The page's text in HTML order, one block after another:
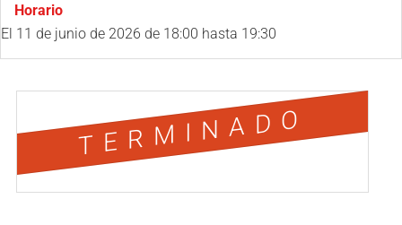
Horario
El 11 de junio de 2026 de 18:00 hasta 19:30
TERMINADO